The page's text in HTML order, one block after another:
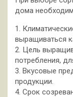
дома
1.
выращиваться
2. Цель
потребления,
3. Вкусовые
продукции.
4. Срок